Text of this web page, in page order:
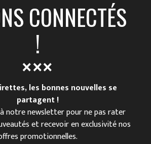
CONNECTÉS
!
les bonnes nouvelles se
partagent !
notre newsletter pour ne pas rater
et recevoir en exclusivité nos
promotionnelles.